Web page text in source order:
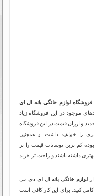
فروشگاه لوازم خانگی بانه ال ای
موجود در این فروشگاه زیاد
و ارزان قیمت در این فروشگاه
را خواهید داشت. و همچنین
کم ترین نوسانات قیمت را بر
داشته باشند و راحت تر خرید
لوازم خانگی بانه ال ای دی می
کنید. برای این کار کافی است